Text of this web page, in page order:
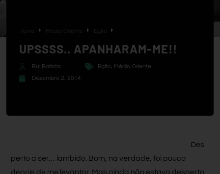
Médio Oriente
UPSSSS.. APANHARAM-ME!!
Rui Batista Egito, Médio Oriente
Dezembro 2, 2014
Des
perto a ser… lambido. Bom, na verdade, foi pouco
depois de me levantar. Mas ainda não estava desperto.